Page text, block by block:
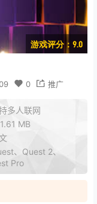
游戏评分：9.0
0 推广
多人联网
MB
、Quest 2、
Pro